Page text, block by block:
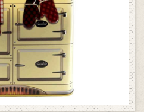
STOCK
HAYA STOCK